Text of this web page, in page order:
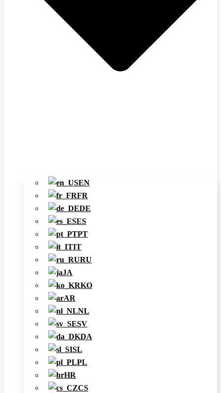
EN
FR
DE
ES
PT
IT
RU
JA
KO
AR
NL
SV
DA
SL
PL
HR
CS